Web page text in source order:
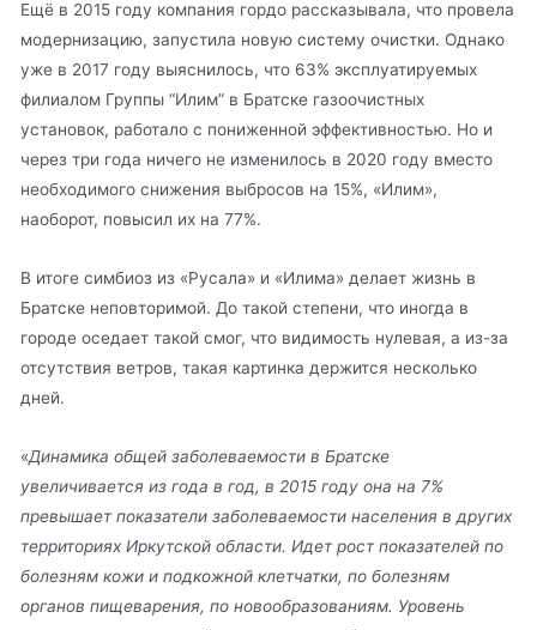
Ещё в 2015 году компания гордо рассказывала, что провела
модернизацию, запустила новую систему очистки. Однако
уже в 2017 году выяснилось, что 63% эксплуатируемых
филиалом Группы “Илим” в Братске газоочистных
установок, работало с пониженной эффективностью. Но и
через три года ничего не изменилось в 2020 году вместо
необходимого снижения выбросов на 15%, «Илим»,
наоборот, повысил их на 77%.
В итоге симбиоз из «Русала» и «Илима» делает жизнь в
Братске неповторимой. До такой степени, что иногда в
городе оседает такой смог, что видимость нулевая, а из-за
отсутствия ветров, такая картинка держится несколько
дней.
«Динамика общей заболеваемости в Братске
увеличивается из года в год, в 2015 году она на 7%
превышает показатели заболеваемости населения в других
территориях Иркутской области. Идет рост показателей по
болезням кожи и подкожной клетчатки, по болезням
органов пищеварения, по новообразованиям. Уровень